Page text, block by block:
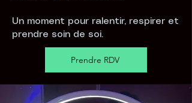
Un moment pour ralentir, respirer et
prendre soin de soi.
Prendre RDV